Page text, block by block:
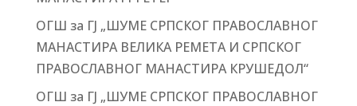
ОГШ за ГЈ „ШУМЕ СРПСКОГ ПРАВОСЛАВНОГ
МАНАСТИРА ВЕЛИКА РЕМЕТА И СРПСКОГ
ПРАВОСЛАВНОГ МАНАСТИРА КРУШЕДОЛ“
ОГШ за ГЈ „ШУМЕ СРПСКОГ ПРАВОСЛАВНОГ